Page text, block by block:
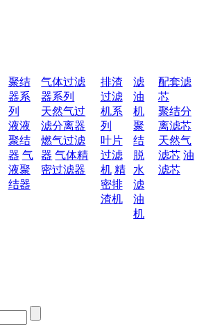
聚结
器系
列
液液
聚结
器 气
液聚
结器
气体过滤
器系列
天然气过
滤分离器
燃气过滤
器 气体精
密过滤器
排渣
过滤
机系
列
叶片
过滤
机 精
密排
渣机
滤
油
机
聚
结
脱
水
滤
油
机
配套滤
芯
聚结分
离滤芯
天然气
滤芯 油
滤芯